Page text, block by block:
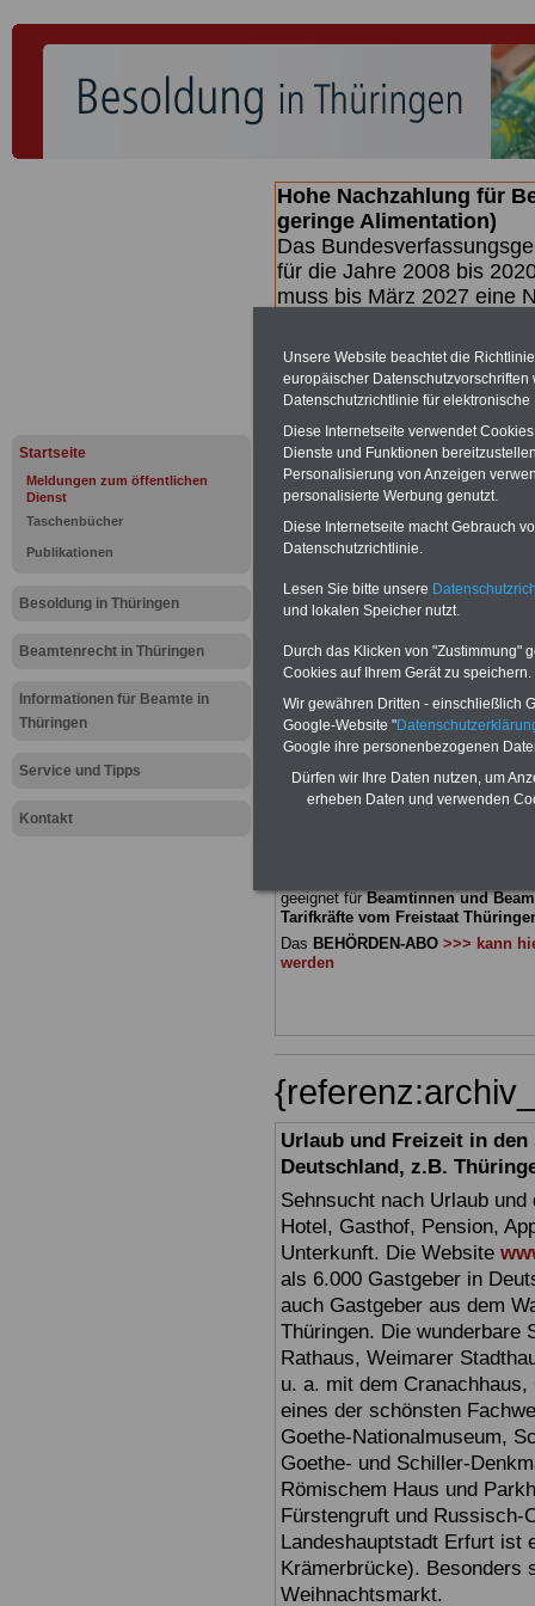
Startseite
Meldungen zum öffentlichen
Dienst
Taschenbücher
Publikationen
Besoldung in Thüringen
Beamtenrecht in Thüringen
Informationen für Beamte in
Thüringen
Service und Tipps
Kontakt
Hohe Nachzahlung für
geringe Alimentation)
Das
für die Jahre 2008 bis
muss bis März 2027 eine
(Beamte &
geben (Medienberichten
mind.3.000 und 13.000
hierzu eine Broschüre
des Gesetzentwurfs der
Quartal.2026 >>>
zur
Meldung
Thüringen:
22,50 Euro: Wissenswertes für
und Beamte,
geeignet fürBeamtinnen und
Tarifkräfte vom Freistaat
Das BEHÖRDEN-ABO >>> kann
werden
Urlaub und Freizeit in
Deutschland, z.B.
Sehnsucht nach Urlaub
Hotel, Gasthof, Pension,
Unterkunft. Die Website
als 6.000 Gastgeber in
auch Gastgeber aus dem
Thüringen. Die wunderbare
Rathaus, Weimarer
u. a. mit dem
eines der schönsten
Goethe-Nationalmuseum,
Goethe- und Schiller-
Römischem Haus und
Fürstengruft und Russisch-
Landeshauptstadt Erfurt ist
Krämerbrücke). Besonders
Weihnachtsmarkt.
Unsere Website beachtet die
europäischer
Datenschutzrichtlinie für
Diese Internetseite verwendet
Dienste und Funktionen
Personalisierung von Anzeigen
personalisierte Werbung genutzt.
Diese Internetseite macht Gebrauch
Datenschutzrichtlinie.
Lesen Sie bitte unsere
und lokalen Speicher nutzt.
Durch das Klicken von "Zustimmung"
Cookies auf Ihrem Gerät zu speichern.
Wir gewähren Dritten - einschließlich
Google-Website "
Google ihre personenbezogenen
Dürfen wir Ihre Daten nutzen, um
erheben Daten und verwenden